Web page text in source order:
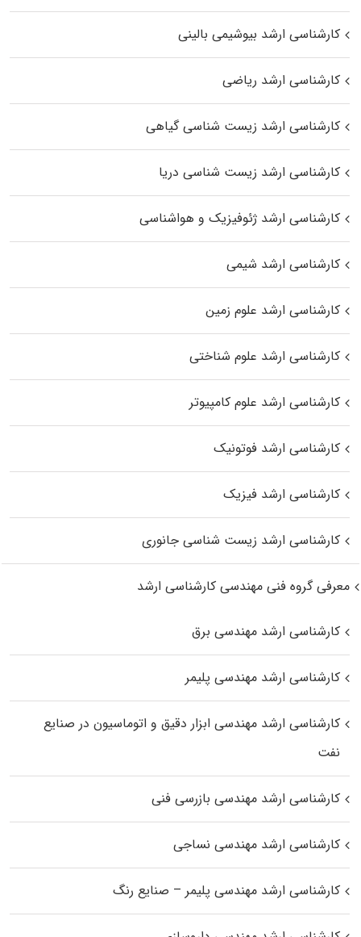
کارشناسی ارشد بیوشیمی بالینی
کارشناسی ارشد ریاضی
کارشناسی ارشد زیست‌ شناسی گیاهی
کارشناسی ارشد زیست‌ شناسی دریا
کارشناسی ارشد ژئوفیزیک و هواشناسی
کارشناسی ارشد شیمی
کارشناسی ارشد علوم زمین
کارشناسی ارشد علوم شناختی
کارشناسی ارشد علوم کامپیوتر
کارشناسی ارشد فوتونیک
کارشناسی ارشد فیزیک
کارشناسی ارشد زیست‌ شناسی جانوری
معرفی گروه فنی مهندسی کارشناسی ارشد
کارشناسی ارشد مهندسی برق
کارشناسی ارشد مهندسی پلیمر
کارشناسی ارشد مهندسی ابزار دقیق و اتوماسیون در صنایع
نفت
کارشناسی ارشد مهندسی بازرسی فنی
کارشناسی ارشد مهندسی نساجی
کارشناسی ارشد مهندسی پلیمر – صنایع رنگ